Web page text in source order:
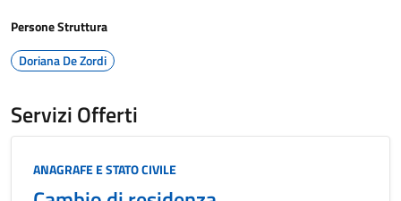
Persone Struttura
Doriana De Zordi
Servizi Offerti
Categoria:
ANAGRAFE E STATO CIVILE